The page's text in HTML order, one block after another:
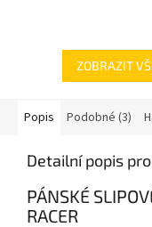
ZOBRAZIT
Popis Podobné (3)
Detailní popis
PÁNSKÉ
RACER